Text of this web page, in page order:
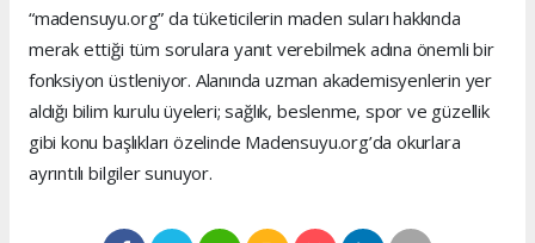
“madensuyu.org” da tüketicilerin maden suları hakkında
merak ettiği tüm sorulara yanıt verebilmek adına önemli bir
fonksiyon üstleniyor. Alanında uzman akademisyenlerin yer
aldığı bilim kurulu üyeleri; sağlık, beslenme, spor ve güzellik
gibi konu başlıkları özelinde Madensuyu.org’da okurlara
ayrıntılı bilgiler sunuyor.